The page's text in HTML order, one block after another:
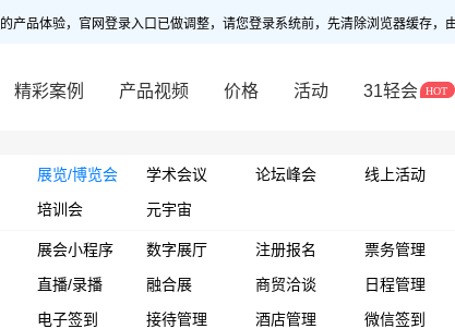
产品体验，官网登录入口已做调整，请您登录系统前，先清除浏览器缓存，
精彩案例 产品视频 价格 活动 31轻会
展览/博览会 学术会议 论坛峰会 线上活动
培训会 元宇宙
展会小程序 数字展厅 注册报名 票务管理
直播/录播 融合展 商贸洽谈 日程管理
电子签到 接待管理 酒店管理 微信签到